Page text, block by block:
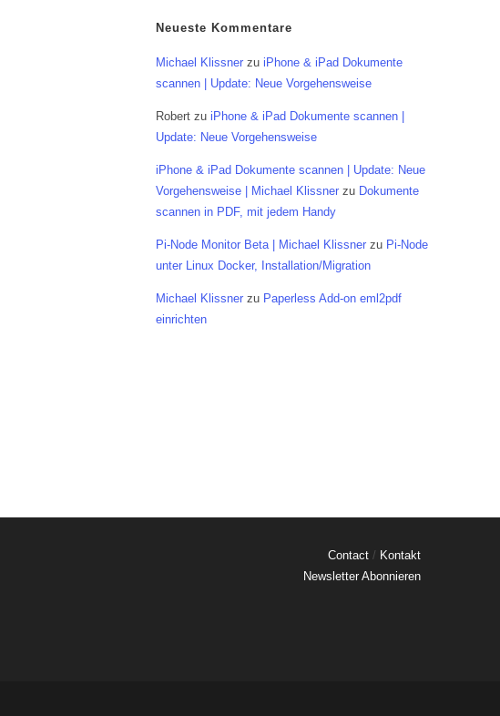
Neueste Kommentare
Michael Klissner zu iPhone & iPad Dokumente
scannen | Update: Neue Vorgehensweise
Robert zu iPhone & iPad Dokumente scannen |
Update: Neue Vorgehensweise
iPhone & iPad Dokumente scannen | Update: Neue
Vorgehensweise | Michael Klissner zu Dokumente
scannen in PDF, mit jedem Handy
Pi-Node Monitor Beta | Michael Klissner zu Pi-Node
unter Linux Docker, Installation/Migration
Michael Klissner zu Paperless Add-on eml2pdf
einrichten
Contact/ Kontakt
Newsletter Abonnieren